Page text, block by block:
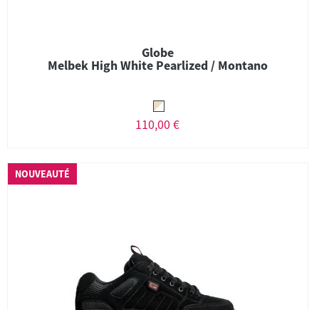
Globe
Melbek High White Pearlized / Montano
110,00 €
NOUVEAUTÉ